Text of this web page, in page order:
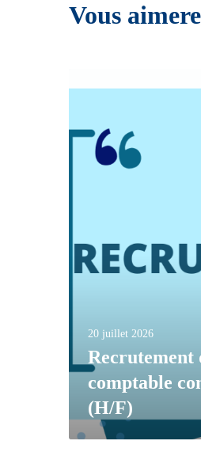
Vous
20 juillet 2026
Recrutement
comptable
(H/F)